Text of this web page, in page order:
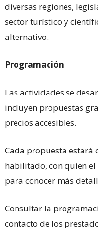
diversas regiones,
sector turístico y
alternativo.
Programación
Las actividades se
incluyen propuestas
precios accesibles.
Cada propuesta
habilitado, con quien
para conocer más
Consultar la
contacto de los